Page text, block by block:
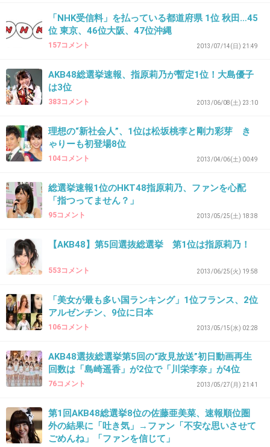
34. 匿名 2013/05/28(火) 16:44:36
総選挙するのは構わないっていうかどうでもい
いけど、ニュース速報で出すのやめて欲しい。
また地震!?ってびっくりする……
+38 -6
安定のブスだな。これから先どんどん劣化する
一方なんだよね？容易に想像出来るわ（笑）
まあ元々の質もたかが知れてるけどね☆
36. 匿名2013/05/28(火) 16:56:54
皆、コメント見てると笑えないくらい性格ブスだね。
AKBで生き残るのに必要なのは、可愛いより
も、いかに惚れさせるかだと思う。光宗薫が圏
「NHK受信料」を払っている都道府県 1位 秋田…45
位 東京、46位大阪、47位沖縄
157コメント 2013/07/14(日) 21:49
AKB48総選挙速報、指原莉乃が暫定1位！大島優子
は3位
383コメント 2013/06/08(土) 23:10
理想の“新社会人”、1位は松坂桃李と剛力彩芽 き
ゃりーも初登場8位
104コメント 2013/04/06(土) 00:49
総選挙速報1位のHKT48指原莉乃、ファンを心配
「指つってません？」
95コメント 2013/05/25(土) 18:38
【AKB48】第5回選抜総選挙 第1位は指原莉乃！
553コメント 2013/06/25(火) 19:58
「美女が最も多い国ランキング」1位フランス、2位
アルゼンチン、9位に日本
106コメント 2013/05/15(水) 02:28
AKB48選抜総選挙第5回の“政見放送”初日動画再生
回数は「島崎遥香」が2位で「川栄李奈」が4位
76コメント 2013/05/27(月) 21:41
第1回AKB48総選挙8位の佐藤亜美菜、速報順位圏
外の結果に「吐き気」→ファン「不安な思いさせて
ごめんね」「ファンを信じて」